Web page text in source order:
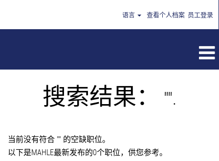
语言 查看个人档案 员工登录
搜索结果： "".
当前没有符合 "" 的空缺职位。
以下是MAHLE最新发布的0个职位，供您参考。